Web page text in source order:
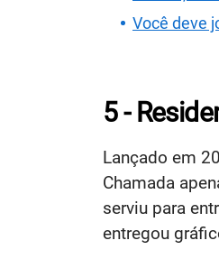
Você deve
5 -
Lançado em
Chamada
serviu para
entregou